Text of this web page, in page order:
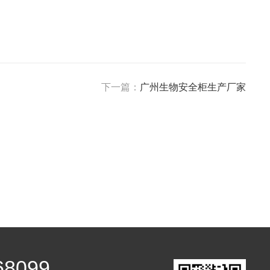
下一篇： 广州生物安全柜生产厂家